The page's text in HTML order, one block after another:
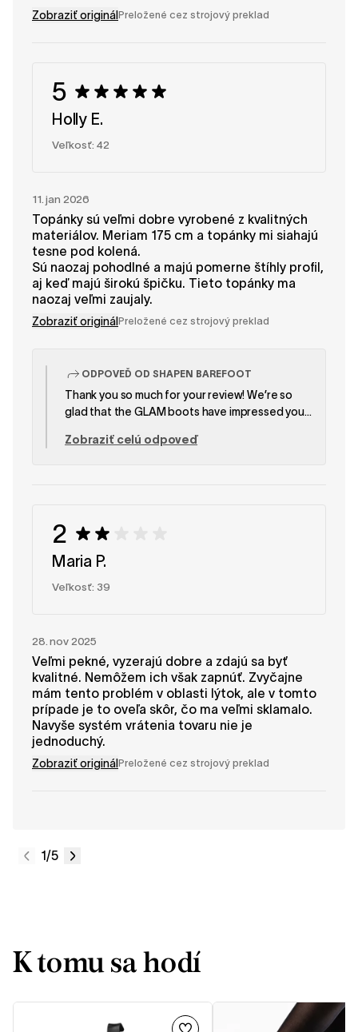
Zobraziť originál Preložené cez strojový preklad
5
Holly E.
Veľkosť: 42
11. jan 2026
Topánky sú veľmi dobre vyrobené z kvalitných
materiálov. Meriam 175 cm a topánky mi siahajú
tesne pod kolená.
Sú naozaj pohodlné a majú pomerne štíhly profil,
aj keď majú širokú špičku. Tieto topánky ma
naozaj veľmi zaujaly.
Zobraziť originál Preložené cez strojový preklad
ODPOVEĎ OD SHAPEN BAREFOOT
Thank you so much for your review! We’re so
glad that the GLAM boots have impressed you!
elegant, and fit perfectly. SHAPEN Team
Zobraziť celú odpoveď
2
Maria P.
Veľkosť: 39
28. nov 2025
Veľmi pekné, vyzerajú dobre a zdajú sa byť
kvalitné. Nemôžem ich však zapnúť. Zvyčajne
mám tento problém v oblasti lýtok, ale v tomto
prípade je to oveľa skôr, čo ma veľmi sklamalo.
Navyše systém vrátenia tovaru nie je
jednoduchý.
Zobraziť originál Preložené cez strojový preklad
1/5
K tomu sa hodí